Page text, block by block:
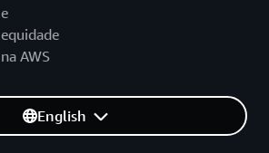
e
equidade
na AWS
English